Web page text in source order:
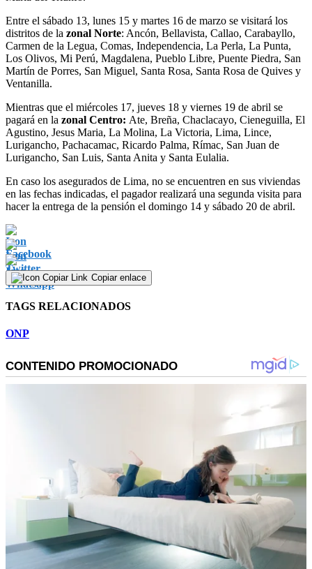
Entre el sábado 13, lunes 15 y martes 16 de marzo se visitará los
distritos de la zonal Norte: Ancón, Bellavista, Callao, Carabayllo,
Carmen de la Legua, Comas, Independencia, La Perla, La Punta,
Los Olivos, Mi Perú, Magdalena, Pueblo Libre, Puente Piedra, San
Martín de Porres, San Miguel, Santa Rosa, Santa Rosa de Quives y
Ventanilla.
Mientras que el miércoles 17, jueves 18 y viernes 19 de abril se
pagará en la zonal Centro: Ate, Breña, Chaclacayo, Cieneguilla, El
Agustino, Jesus Maria, La Molina, La Victoria, Lima, Lince,
Lurigancho, Pachacamac, Ricardo Palma, Rímac, San Juan de
Lurigancho, San Luis, Santa Anita y Santa Eulalia.
En caso los asegurados de Lima, no se encuentren en sus viviendas
en las fechas indicadas, el pagador realizará una segunda visita para
hacer la entrega de la pensión el domingo 14 y sábado 20 de abril.
Copiar enlace
TAGS RELACIONADOS
ONP